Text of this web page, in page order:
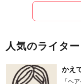
人気のライター
かえ
「ヘ